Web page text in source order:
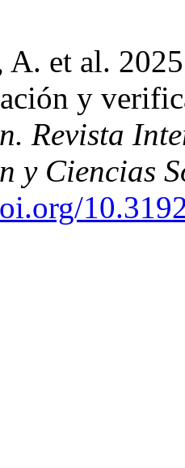
et al.
y
Revista
y Ciencias